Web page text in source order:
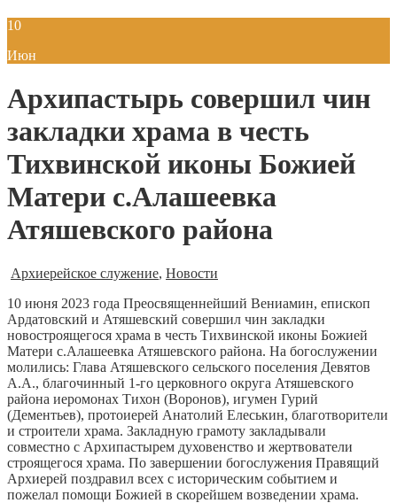
10
Июн
Архипастырь совершил чин
закладки храма в честь
Тихвинской иконы Божией
Матери с.Алашеевка
Атяшевского района
Архиерейское служение, Новости
10 июня 2023 года Преосвященнейший Вениамин, епископ
Ардатовский и Атяшевский совершил чин закладки
новостроящегося храма в честь Тихвинской иконы Божией
Матери с.Алашеевка Атяшевского района. На богослужении
молились: Глава Атяшевского сельского поселения Девятов
А.А., благочинный 1-го церковного округа Атяшевского
района иеромонах Тихон (Воронов), игумен Гурий
(Дементьев), протоиерей Анатолий Елеськин, благотворители
и строители храма. Закладную грамоту закладывали
совместно с Архипастырем духовенство и жертвователи
строящегося храма. По завершении богослужения Правящий
Архиерей поздравил всех с историческим событием и
пожелал помощи Божией в скорейшем возведении храма.